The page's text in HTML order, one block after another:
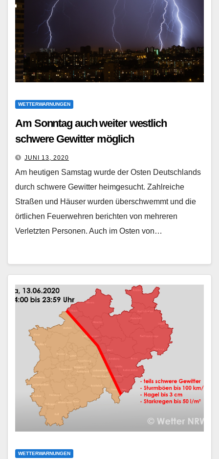
WETTERWARNUNGEN
Am Sonntag auch weiter westlich
schwere Gewitter möglich
JUNI 13, 2020
Am heutigen Samstag wurde der Osten Deutschlands
durch schwere Gewitter heimgesucht. Zahlreiche
Straßen und Häuser wurden überschwemmt und die
örtlichen Feuerwehren berichten von mehreren
Verletzten Personen. Auch im Osten von…
WETTERWARNUNGEN